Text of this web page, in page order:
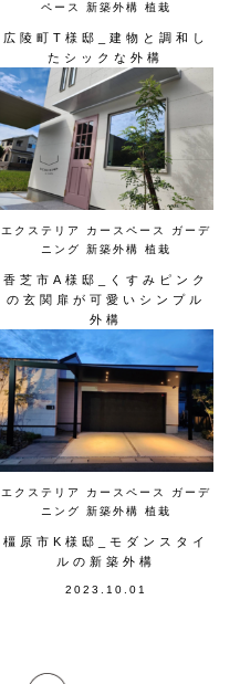
ペース
新築外構 植栽
2023.12.17
広陵町T様邸_建物と調和し
たシックな外構
エクステリア カースペース
ガーデ
ニング
新築外構 植栽
2023.12.02
香芝市A様邸_くすみピンク
の玄関扉が可愛いシンプル
外構
エクステリア カースペース
ガーデ
ニング
新築外構 植栽
2023.10.01
橿原市K様邸_モダンスタイ
ルの新築外構